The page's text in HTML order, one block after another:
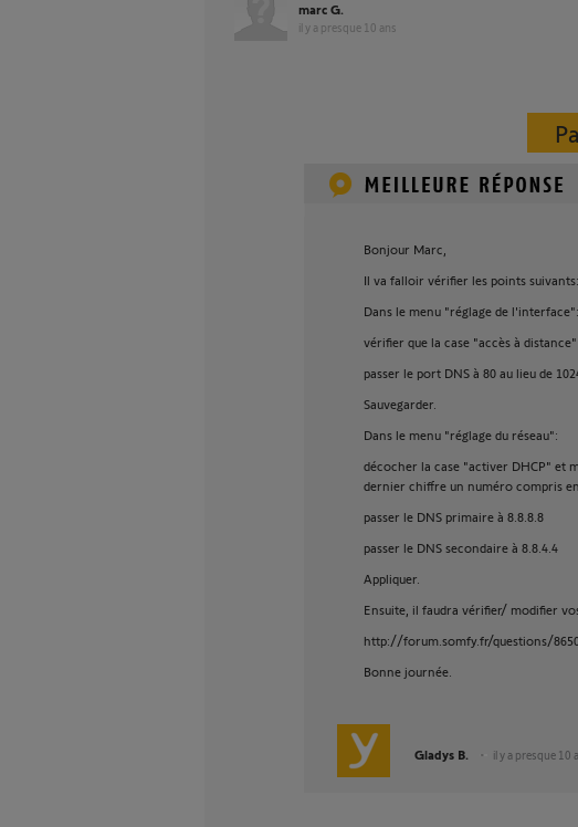
marc G.
il y a presque 10 ans
Bonjour Marc,
Il va falloir vérifier les points suivants:
Dans le menu "réglage de l'interface":
vérifier que la case "accès à
passer le port DNS à 80 au lieu de
Sauvegarder.
Dans le menu "réglage du réseau":
décocher la case "activer DHCP" et
dernier chiffre un numéro compris
passer le DNS primaire à 8.8.8.8
passer le DNS secondaire à 8.8.4.4
Appliquer.
Ensuite, il faudra vérifier/ modifier
http://forum.somfy.fr/questions/
Bonne journée.
Gladys B. il y a presque 10